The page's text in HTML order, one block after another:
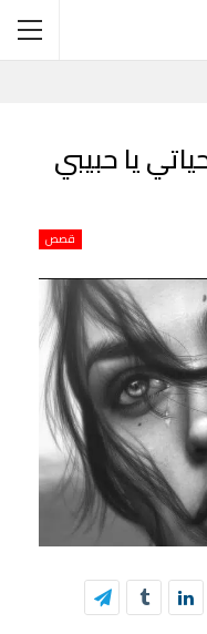
يا حبيبي
قصص